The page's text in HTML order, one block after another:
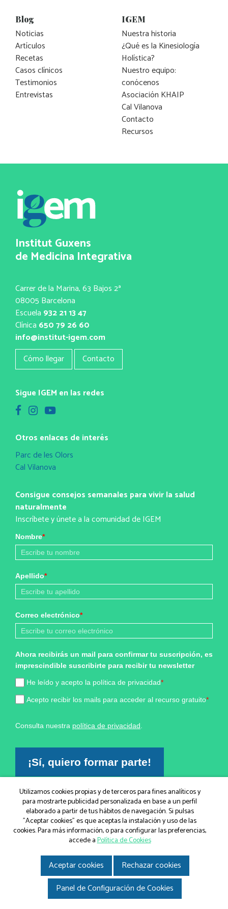
Blog
Noticias
Artículos
Recetas
Casos clínicos
Testimonios
Entrevistas
IGEM
Nuestra historia
¿Qué es la Kinesiología
Holística?
Nuestro equipo:
conócenos
Asociación KHAIP
Cal Vilanova
Contacto
Recursos
Institut Guxens
de Medicina Integrativa
Carrer de la Marina, 63 Bajos 2ª
08005 Barcelona
Escuela 932 21 13 47
Clínica 650 79 26 60
info@institut-igem.com
Cómo llegar
Contacto
Sigue IGEM en las redes
Otros enlaces de interés
Parc de les Olors
Cal Vilanova
Consigue consejos semanales para vivir la salud
naturalmente
Inscríbete y únete a la comunidad de IGEM
Nombre*
Apellido*
Correo electrónico*
Ahora recibirás un mail para confirmar tu suscripción, es
imprescindible suscribirte para recibir tu newsletter
He leído y acepto la política de privacidad*
Acepto recibir los mails para acceder al recurso gratuito*
Consulta nuestra política de privacidad.
¡Sí, quiero formar parte!
Marketing por
ActiveCampaign
Aviso legal|Política de Cookies|Política de privacidad|Gir.cat
Disseny i desenvolupament web
Utilizamos cookies propias y de terceros para fines analíticos y
para mostrarte publicidad personalizada en base a un perfil
elaborado a partir de tus hábitos de navegación. Si pulsas
"Aceptar cookies" es que aceptas la instalación y uso de las
cookies. Para más información, o para configurar las preferencias,
accede aPolítica de Cookies
Aceptar cookies
Rechazar cookies
Panel de Configuración de Cookies